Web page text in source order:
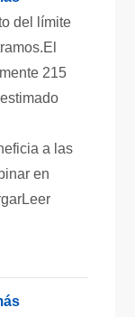
del límite
215
a las
en